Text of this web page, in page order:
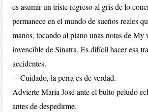
es asumir un triste regreso al gris de lo
permanece en el mundo de sueños reales
manos, tocando al piano unas notas de My
invencible de Sinatra. Es difícil hacer esa
accidentes.
—Cuidado, la perra es de verdad.
Advierte María José ante el bulto peludo
antes de despedirme.